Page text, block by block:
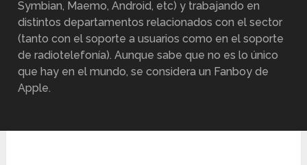
Symbian, Maemo, Android, etc) y trabajando en
distintos departamentos relacionados con el sector
(tanto con el soporte a usuarios como en el soporte
de radiotelefonía). Aunque sabe que no es lo único
que hay en el mundo, se considera un Fanboy de
Apple.